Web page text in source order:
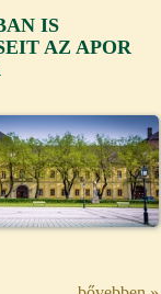
IS
AZ APOR